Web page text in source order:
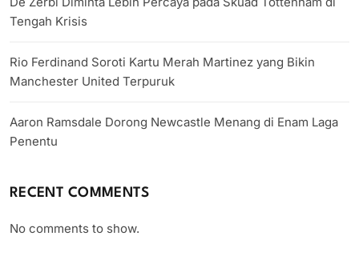
Tengah Krisis
Rio Ferdinand Soroti Kartu Merah Martinez yang Bikin
Manchester United Terpuruk
Aaron Ramsdale Dorong Newcastle Menang di Enam Laga
Penentu
RECENT COMMENTS
No comments to show.